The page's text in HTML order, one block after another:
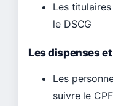
Les
le DSCG
Les dispenses
Les
suivre le